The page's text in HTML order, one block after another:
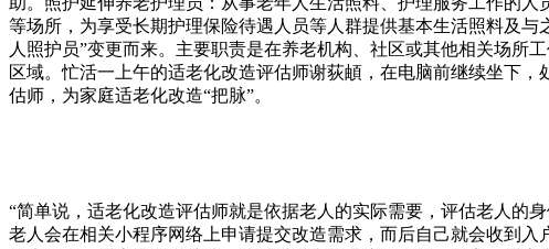
等场所，为享受长期护理保险待遇人员等人群提供基本生活照料及
人照护员”变更而来。主要职责是在养老机构、社区或其他相关场
区域。忙活一上午的适老化改造评估师谢荻頔，在电脑前继续坐下
估师，为家庭适老化改造“把脉”。
“简单说，适老化改造评估师就是依据老人的实际需要，评估老人的
老人会在相关小程序网络上申请提交改造需求，而后自己就会收到